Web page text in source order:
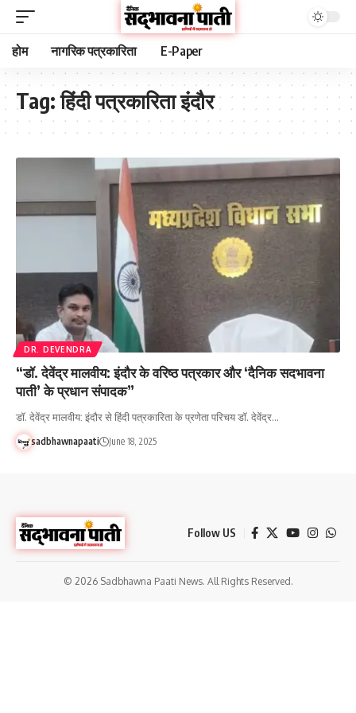
होम नागरिक पत्रकारिता E-Paper
Tag:हिंदी पत्रकारिता इंदौर
DR. DEVENDRA
“डॉ. देवेंद्र मालवीय: इंदौर के वरिष्ठ पत्रकार और ‘दैनिक सदभावना
पाती’ के प्रधान संपादक”
डॉ. देवेंद्र मालवीय: इंदौर से हिंदी पत्रकारिता के प्रणेता परिचय डॉ. देवेंद्र…
sadbhawnapaati June 18, 2025
Follow US
© 2026 Sadbhawna Paati News. All Rights Reserved.